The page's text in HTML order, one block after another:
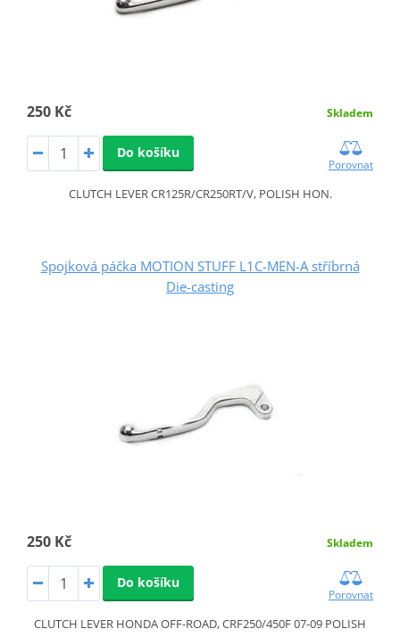
250 Kč Skladem
Do košíku
Porovnat
CLUTCH LEVER CR125R/CR250RT/V, POLISH HON.
Spojková páčka MOTION STUFF L1C-MEN-A stříbrná
Die-casting
250 Kč Skladem
Do košíku
Porovnat
CLUTCH LEVER HONDA OFF-ROAD, CRF250/450F 07-09 POLISH